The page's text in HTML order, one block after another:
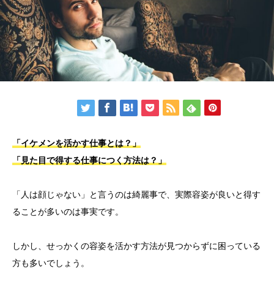
「イケメンを活かす仕事とは？」
「見た目で得する仕事につく方法は？」
「人は顔じゃない」と言うのは綺麗事で、実際容姿が良いと得す
ることが多いのは事実です。
しかし、せっかくの容姿を活かす方法が見つからずに困っている
方も多いでしょう。